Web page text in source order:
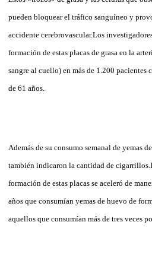
pueden bloquear el tráfico sanguíneo y
accidente cerebrovascular.Los
formación de estas placas de grasa en la
sangre al cuello) en más de 1.200 pacientes
de 61 años.
Además de su consumo semanal de yemas
también indicaron la cantidad de
formación de estas placas se aceleró de
años que consumían yemas de huevo de
aquellos que consumían más de tres veces